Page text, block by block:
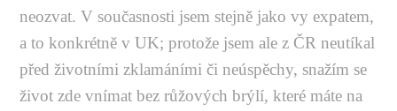
neozvat. V současnosti jsem stejně jako vy expatem,
a to konkrétně v UK; protože jsem ale z ČR neutíkal
před životními zklamáními či neúspěchy, snažím se
život zde vnímat bez růžových brýlí, které máte na